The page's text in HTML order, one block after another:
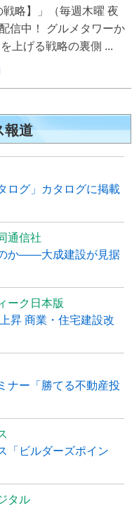
略】」（毎週木曜 夜
信中！ グルメタワーか
上げる戦略の裏側 ...
報道
ログ」カタログに掲載
通信社
か――大成建設が見据
ーク日本版
昇 商業・住宅建設改
ナー「勝てる不動産投
「ビルダーズポイン
タル